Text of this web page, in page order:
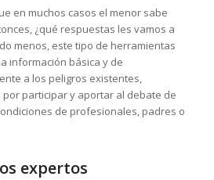
en muchos casos el menor sabe
¿qué respuestas les vamos a
menos, este tipo de herramientas
información básica y de
a los peligros existentes,
participar y aportar al debate de
de profesionales, padres o
expertos